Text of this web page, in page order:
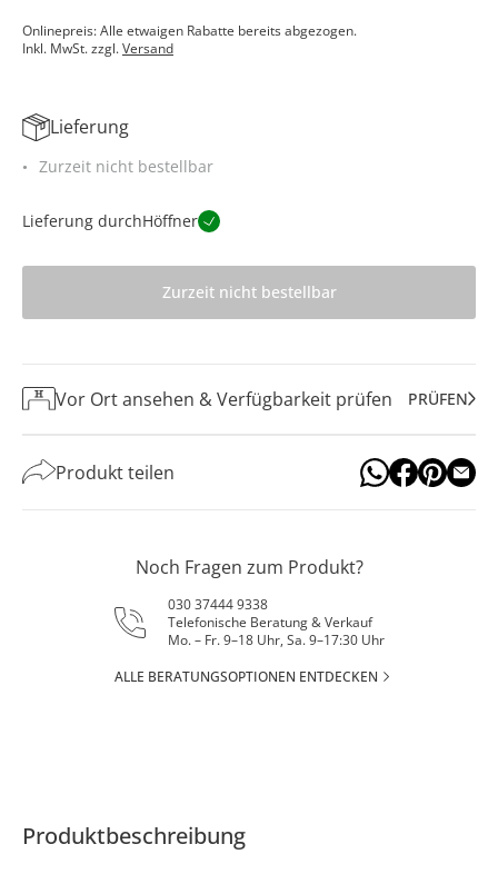
Onlinepreis: Alle etwaigen Rabatte bereits abgezogen.
Inkl. MwSt. zzgl.Versand
Lieferung
Zurzeit nicht bestellbar
Lieferung durchHöffner
Zurzeit nicht bestellbar
Vor Ort ansehen & Verfügbarkeit prüfen PRÜFEN
Produkt teilen
Noch Fragen zum Produkt?
030 37444 9338
Telefonische Beratung & Verkauf
Mo. – Fr. 9–18 Uhr, Sa. 9–17:30 Uhr
ALLE BERATUNGSOPTIONEN ENTDECKEN
Produktbeschreibung